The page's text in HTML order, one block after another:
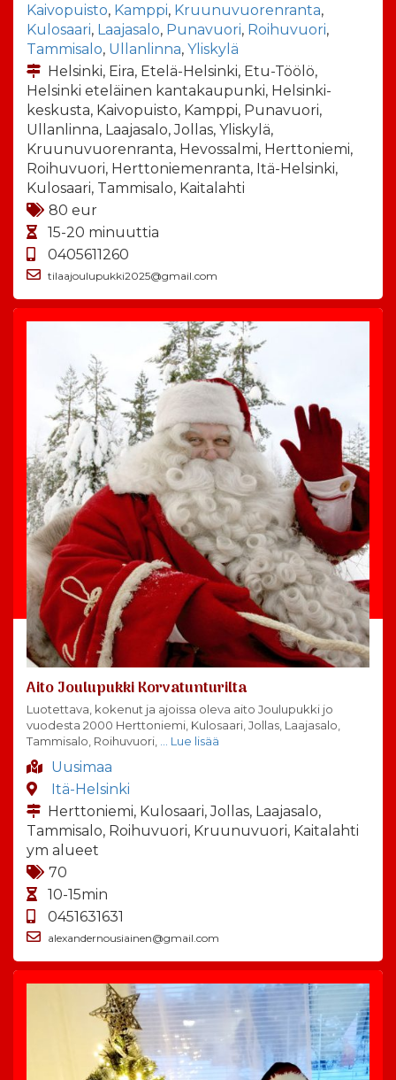
Kaivopuisto, Kamppi, Kruunuvuorenranta,
Kulosaari, Laajasalo, Punavuori, Roihuvuori,
Tammisalo, Ullanlinna, Yliskylä
Helsinki, Eira, Etelä-Helsinki, Etu-Töölö,
Helsinki eteläinen kantakaupunki, Helsinki-
keskusta, Kaivopuisto, Kamppi, Punavuori,
Ullanlinna, Laajasalo, Jollas, Yliskylä,
Kruunuvuorenranta, Hevossalmi, Herttoniemi,
Roihuvuori, Herttoniemenranta, Itä-Helsinki,
Kulosaari, Tammisalo, Kaitalahti
80 eur
15-20 minuuttia
0405611260
tilaajoulupukki2025@gmail.com
Aito Joulupukki Korvatunturilta
Luotettava, kokenut ja ajoissa oleva aito Joulupukki jo
vuodesta 2000 Herttoniemi, Kulosaari, Jollas, Laajasalo,
Tammisalo, Roihuvuori,
… Lue lisää
Uusimaa
Itä-Helsinki
Herttoniemi, Kulosaari, Jollas, Laajasalo,
Tammisalo, Roihuvuori, Kruunuvuori, Kaitalahti
ym alueet
70
10-15min
0451631631
alexandernousiainen@gmail.com